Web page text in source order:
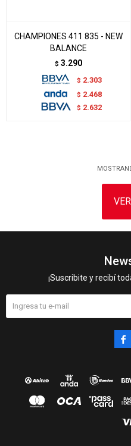
CHAMPIONES 411 835 - NEW
BALANCE
$ 3.290
$ 2.303
$ 2.468
$ 2.632
¡Suscribite y recibí
